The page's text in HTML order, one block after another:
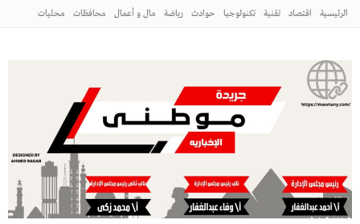
الرئيسية اقتصاد تقنية تكنولوجيا حوادث رياضة مال و أعمال محافظات محليات